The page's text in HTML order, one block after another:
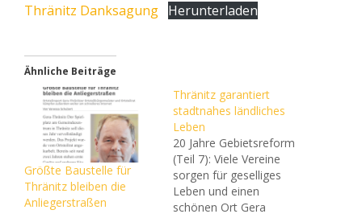
Thränitz Danksagung Herunterladen
Ähnliche Beiträge
Größte Baustelle für
Thränitz bleiben die
Anliegerstraßen
Thränitz garantiert
stadtnahes ländliches
Leben
20 Jahre Gebietsreform
(Teil 7): Viele Vereine
sorgen für geselliges
Leben und einen
schönen Ort Gera